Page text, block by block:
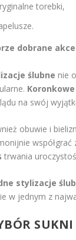
torebki,
dobrane
ślubne nie
na swój
obuwie i
trwania
stylizacje
w jednym z
SUKNI